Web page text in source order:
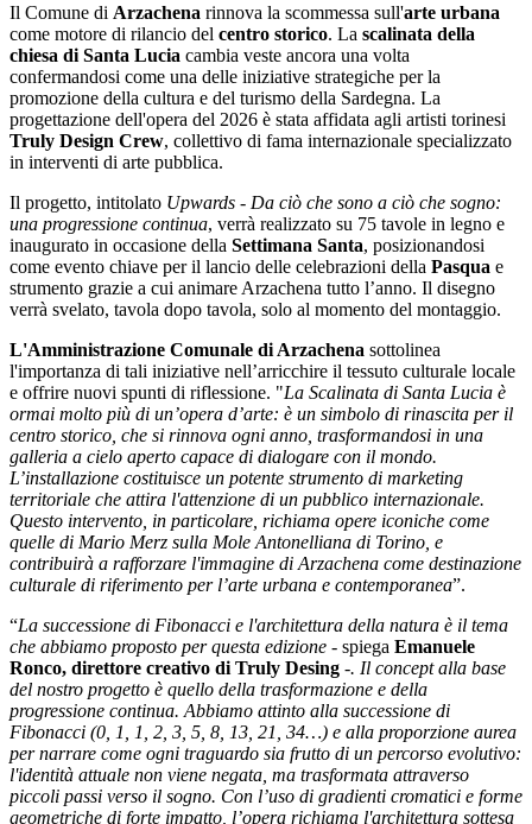
Il Comune di Arzachena rinnova la scommessa sull'arte urbana
come motore di rilancio del centro storico. La scalinata della
chiesa di Santa Lucia cambia veste ancora una volta
confermandosi come una delle iniziative strategiche per la
promozione della cultura e del turismo della Sardegna. La
progettazione dell'opera del 2026 è stata affidata agli artisti torinesi
Truly Design Crew, collettivo di fama internazionale specializzato
in interventi di arte pubblica.
Il progetto, intitolato Upwards - Da ciò che sono a ciò che sogno:
una progressione continua, verrà realizzato su 75 tavole in legno e
inaugurato in occasione della Settimana Santa, posizionandosi
come evento chiave per il lancio delle celebrazioni della Pasqua e
strumento grazie a cui animare Arzachena tutto l’anno. Il disegno
verrà svelato, tavola dopo tavola, solo al momento del montaggio.
L'Amministrazione Comunale di Arzachena sottolinea
l'importanza di tali iniziative nell’arricchire il tessuto culturale locale
e offrire nuovi spunti di riflessione. "La Scalinata di Santa Lucia è
ormai molto più di un’opera d’arte: è un simbolo di rinascita per il
centro storico, che si rinnova ogni anno, trasformandosi in una
galleria a cielo aperto capace di dialogare con il mondo.
L’installazione costituisce un potente strumento di marketing
territoriale che attira l'attenzione di un pubblico internazionale.
Questo intervento, in particolare, richiama opere iconiche come
quelle di Mario Merz sulla Mole Antonelliana di Torino, e
contribuirà a rafforzare l'immagine di Arzachena come destinazione
culturale di riferimento per l’arte urbana e contemporanea”.
“La successione di Fibonacci e l'architettura della natura è il tema
che abbiamo proposto per questa edizione - spiega Emanuele
Ronco, direttore creativo di Truly Desing -. Il concept alla base
del nostro progetto è quello della trasformazione e della
progressione continua. Abbiamo attinto alla successione di
Fibonacci (0, 1, 1, 2, 3, 5, 8, 13, 21, 34…) e alla proporzione aurea
per narrare come ogni traguardo sia frutto di un percorso evolutivo:
l'identità attuale non viene negata, ma trasformata attraverso
piccoli passi verso il sogno. Con l’uso di gradienti cromatici e forme
geometriche di forte impatto, l’opera richiama l'architettura sottesa